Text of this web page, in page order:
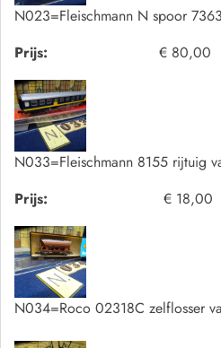
N023=Fleischmann N spoor
Prijs:
€ 80,00
N033=Fleischmann 8155 rijtuig
Prijs:
€ 18,00
N034=Roco 02318C zelflosser